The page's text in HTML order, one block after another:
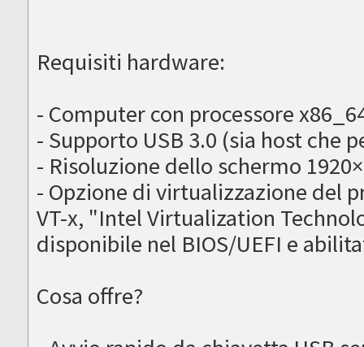
Requisiti hardware:
- Computer con processore
- Supporto USB 3.0 (sia host che
- Risoluzione dello schermo
- Opzione di virtualizzazione del
VT-x, "Intel Virtualization
disponibile nel BIOS/UEFI e
Cosa offre?